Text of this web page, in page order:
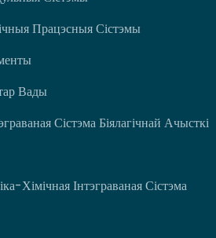
Працэсныя Сістэмы
Вады
Сістэма Біялагічнай Ачысткі
Хімічная Інтэграваная Сістэма